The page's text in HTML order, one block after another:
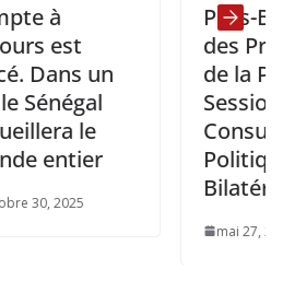
un
le
Pays-Bas :
des
de la
Session des
Politiques
Bilatérales
mai 27, 2025